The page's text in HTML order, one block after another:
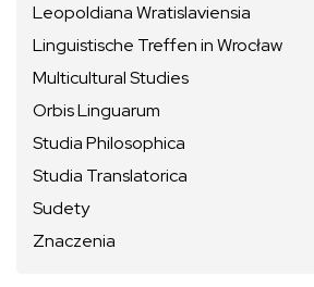
Leopoldiana Wratislaviensia
Linguistische Treffen in Wrocław
Multicultural Studies
Orbis Linguarum
Studia Philosophica
Studia Translatorica
Sudety
Znaczenia